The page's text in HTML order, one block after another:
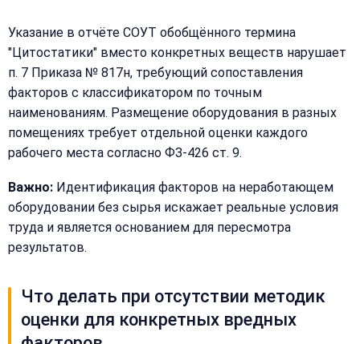
Указание в отчёте СОУТ обобщённого термина
"Цитостатики" вместо конкретных веществ нарушает
п. 7 Приказа № 817н, требующий сопоставления
факторов с классификатором по точным
наименованиям. Размещение оборудования в разных
помещениях требует отдельной оценки каждого
рабочего места согласно ФЗ-426 ст. 9.
Важно: Идентификация факторов на неработающем
оборудовании без сырья искажает реальные условия
труда и является основанием для пересмотра
результатов.
Что делать при отсутствии методик
оценки для конкретных вредных